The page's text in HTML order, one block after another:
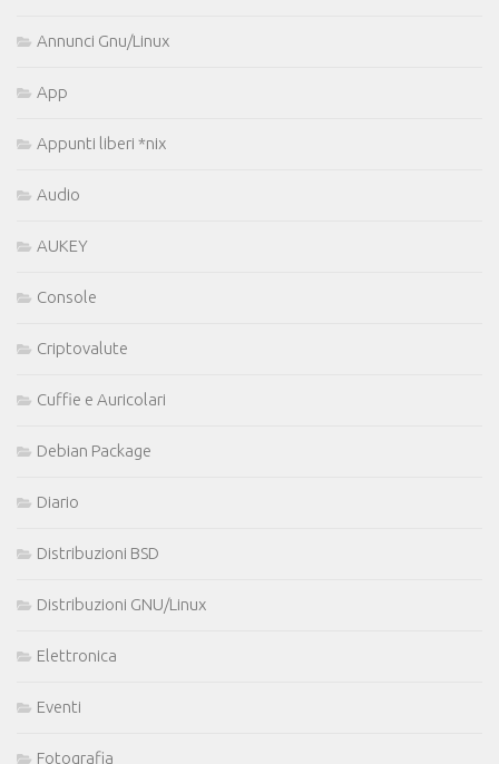
Annunci Gnu/Linux
App
Appunti liberi *nix
Audio
AUKEY
Console
Criptovalute
Cuffie e Auricolari
Debian Package
Diario
Distribuzioni BSD
Distribuzioni GNU/Linux
Elettronica
Eventi
Fotografia